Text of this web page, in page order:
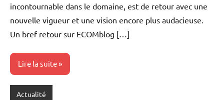
incontournable dans le domaine, est de retour avec une
nouvelle vigueur et une vision encore plus audacieuse.
Un bref retour sur ECOMblog […]
Lire la suite
Actualité